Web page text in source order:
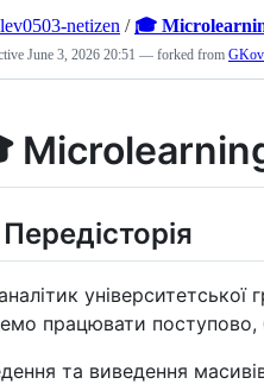
netizen / 🎓
June 3, 2026 20:51 — forked from
Передісторія
університетської
працювати
та виведення